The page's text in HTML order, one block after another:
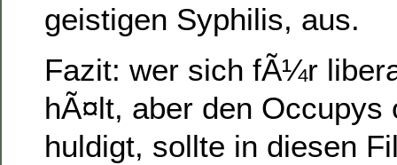
geistigen Syphilis, aus.
Fazit: wer sich fÃ¼r
hÃ¤lt, aber den Occupys
huldigt, sollte in diesen